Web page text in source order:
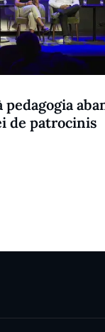
de patrocinis